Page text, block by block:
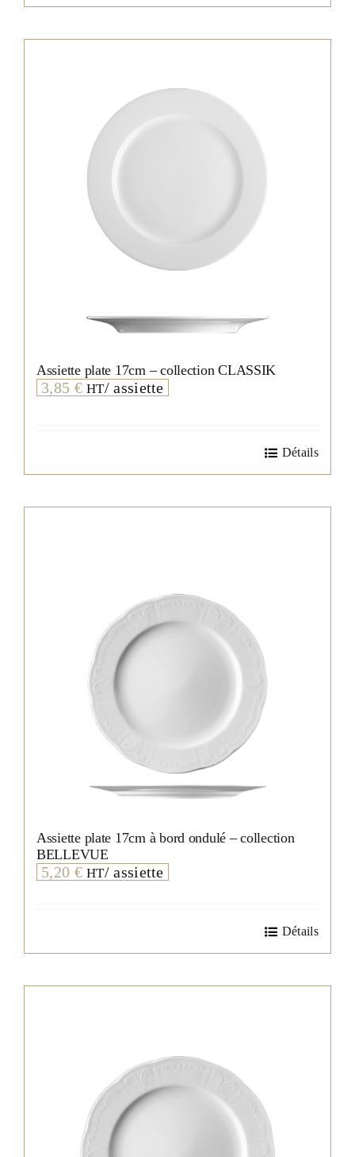
Assiette plate 17cm – collection CLASSIK
3,85 € HT/ assiette
Détails
Assiette plate 17cm à bord ondulé – collection
BELLEVUE
5,20 € HT/ assiette
Détails